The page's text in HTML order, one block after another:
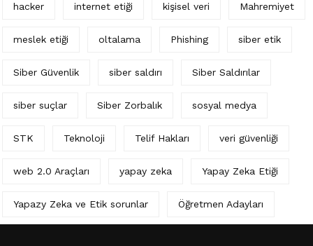
hacker internet etiği kişisel veri Mahremiyet
meslek etiği oltalama Phishing siber etik
Siber Güvenlik siber saldırı Siber Saldırılar
siber suçlar Siber Zorbalık sosyal medya
STK Teknoloji Telif Hakları veri güvenliği
web 2.0 Araçları yapay zeka Yapay Zeka Etiği
Yapazy Zeka ve Etik sorunlar Öğretmen Adayları